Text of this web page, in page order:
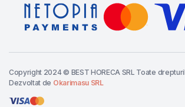
Copyright 2024 © BEST HORECA SRL Toate
Dezvoltat de Okarimasu SRL